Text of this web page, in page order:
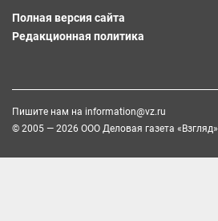
Полная версия сайта
Редакционная политика
Пишите нам на information@vz.ru
© 2005 — 2026 ООО Деловая газета «Взгляд»